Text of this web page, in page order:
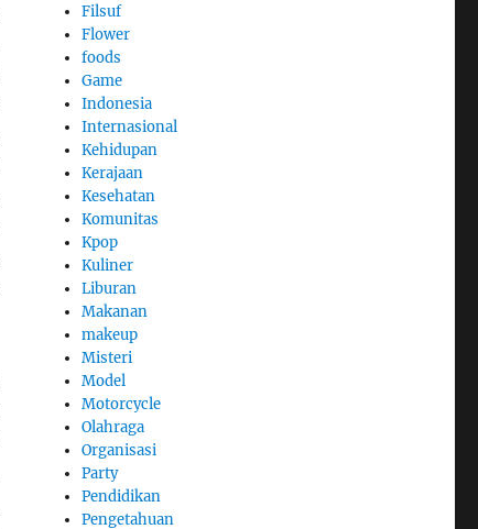
Filsuf
Flower
foods
Game
Indonesia
Internasional
Kehidupan
Kerajaan
Kesehatan
Komunitas
Kpop
Kuliner
Liburan
Makanan
makeup
Misteri
Model
Motorcycle
Olahraga
Organisasi
Party
Pendidikan
Pengetahuan